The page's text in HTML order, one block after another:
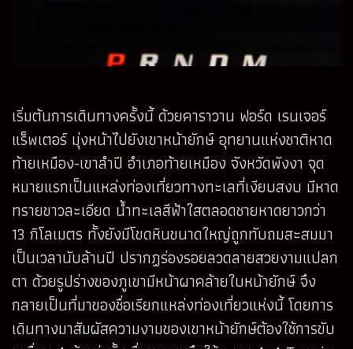
เริ่มต้นการเดินทางครั้งนี้ ด้วยคาราวาน ฟอร์ด เรนเจอร์
แร็พเตอร์ มุ่งหน้าไปยังเขาหน้ายักษ์ อุทยานแห่งชาติหาด
ท้ายเหมือง-เขาลำปี อำเภอท้ายเหมือง จังหวัดพังงา จุด
หมายแรกเป็นแหล่งท่องเที่ยวทางทะเลที่เงียบสงบ มีหาด
ทรายขาวละเอียด น้ำทะเลสีฟ้าใสตลอดชายหาดยาวกว่า
13 กิโลเมตร ทั้งยังมีโขดหินขนาดใหญ่ถูกทับถมสะสมมา
เป็นเวลานับล้านปี ปรากฏร่องรอยลวดลายสวยงามแปลก
ตา ด้วยรูปร่างของภูเขามีหน้าผาคล้ายใบหน้ายักษ์ จึง
กลายเป็นที่มาของชื่อเรียกแหล่งท่องเที่ยวแห่งนี้ โดยการ
เดินทางมาสัมผัสความงามของเขาหน้ายักษ์ต้องใช้การขับ